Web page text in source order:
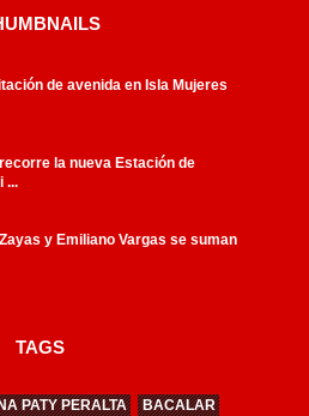
de avenida en Isla Mujeres
la nueva Estación de
...
y Emiliano Vargas se suman
TAGS
PATY PERALTA
BACALAR